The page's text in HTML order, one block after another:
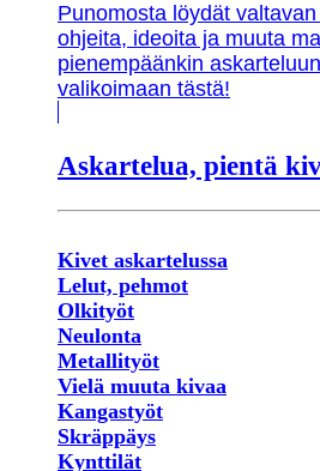
Punomosta löydät
ohjeita, ideoita ja muuta
pienempäänkin
valikoimaan tästä!
Askartelua, pientä
Kivet askartelussa
Lelut, pehmot
Olkityöt
Neulonta
Metallityöt
Vielä muuta kivaa
Kangastyöt
Skräppäys
Kynttilät